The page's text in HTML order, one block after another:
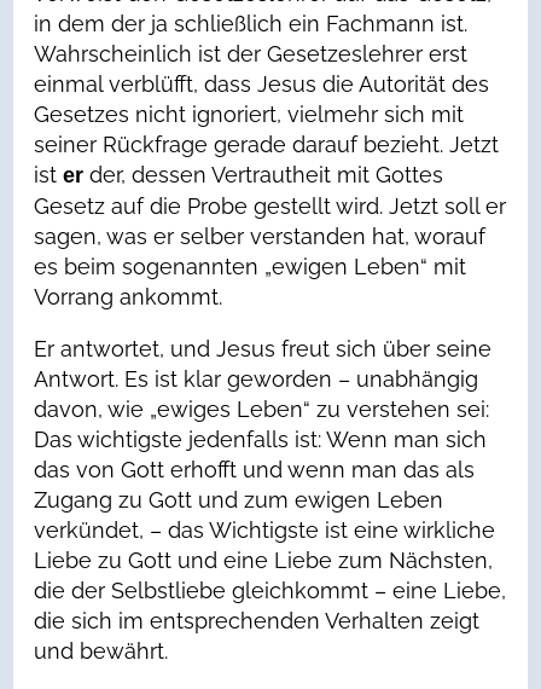
in dem der ja schließlich ein Fachmann ist.
Wahrscheinlich ist der Gesetzeslehrer erst
einmal verblüfft, dass Jesus die Autorität des
Gesetzes nicht ignoriert, vielmehr sich mit
seiner Rückfrage gerade darauf bezieht. Jetzt
ister der, dessen Vertrautheit mit Gottes
Gesetz auf die Probe gestellt wird. Jetzt soll er
sagen, was er selber verstanden hat, worauf
es beim sogenannten „ewigen Leben“ mit
Vorrang ankommt.
Er antwortet, und Jesus freut sich über seine
Antwort. Es ist klar geworden – unabhängig
davon, wie „ewiges Leben“ zu verstehen sei:
Das wichtigste jedenfalls ist: Wenn man sich
das von Gott erhofft und wenn man das als
Zugang zu Gott und zum ewigen Leben
verkündet, – das Wichtigste ist eine wirkliche
Liebe zu Gott und eine Liebe zum Nächsten,
die der Selbstliebe gleichkommt – eine Liebe,
die sich im entsprechenden Verhalten zeigt
und bewährt.